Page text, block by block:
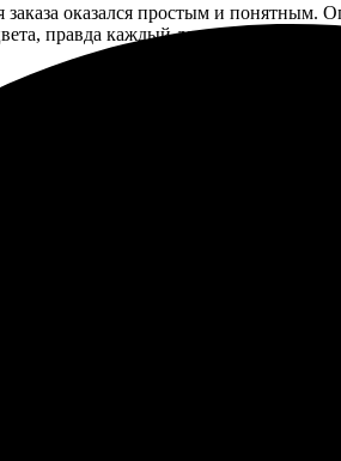
оказался простым и
правда каждый деталь. Буду снова
Процесс был простым и понятным.
сделали всё в срок и без
качество и оперативность.